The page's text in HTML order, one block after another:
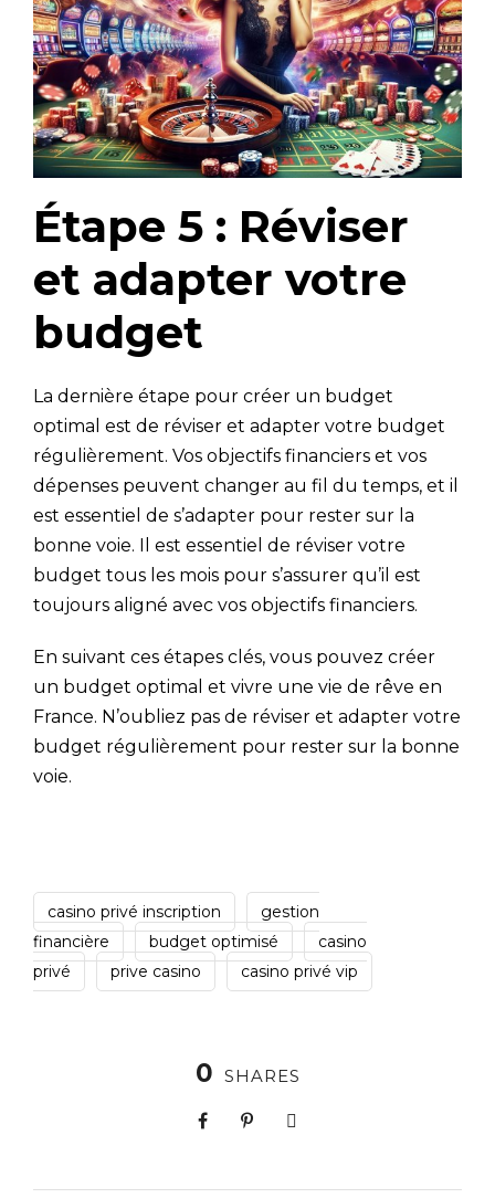
Étape 5 : Réviser
et adapter votre
budget
La dernière étape pour créer un budget
optimal est de réviser et adapter votre budget
régulièrement. Vos objectifs financiers et vos
dépenses peuvent changer au fil du temps, et il
est essentiel de s’adapter pour rester sur la
bonne voie. Il est essentiel de réviser votre
budget tous les mois pour s’assurer qu’il est
toujours aligné avec vos objectifs financiers.
En suivant ces étapes clés, vous pouvez créer
un budget optimal et vivre une vie de rêve en
France. N’oubliez pas de réviser et adapter votre
budget régulièrement pour rester sur la bonne
voie.
casino privé inscription
gestion
financière
budget optimisé
casino
privé
prive casino casino privé vip
0 SHARES